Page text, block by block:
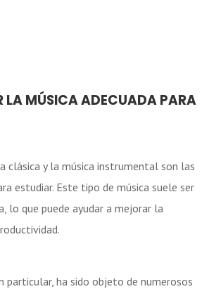
LA MÚSICA ADECUADA PARA
clásica y la música instrumental son las
estudiar. Este tipo de música suele ser
lo que puede ayudar a mejorar la
particular, ha sido objeto de numerosos